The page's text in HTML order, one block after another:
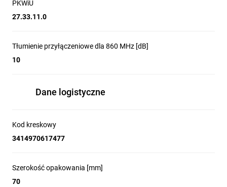
PKWiU
27.33.11.0
Tłumienie przyłączeniowe dla 860 MHz [dB]
10
Dane logistyczne
Kod kreskowy
3414970617477
Szerokość opakowania [mm]
70